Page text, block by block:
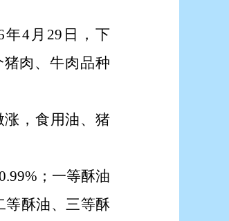
年4月29日
，下
猪肉、牛肉品种
，食用油、猪
；一等酥油
等酥油、三等酥